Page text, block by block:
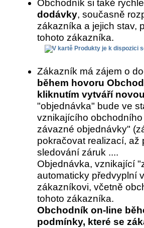
Obchodník si také
dodávky, současně
zákazníka a jejich stav,
tohoto zákazníka.
Zákazník má zájem o
během hovoru
kliknutím vytváří
"objednávka" bude ve
vznikajícího
závazné objednávky"
pokračovat realizací, až
sledování záruk ....
Objednávka, vznikající
automaticky předvyplní
zákazníkovi, včetně
tohoto zákazníka.
Obchodník on-line
podmínky, které se